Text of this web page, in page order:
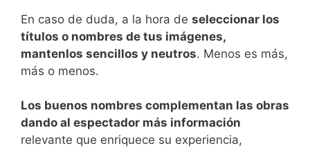
En caso de duda, a la hora de seleccionar los
títulos o nombres de tus imágenes,
mantenlos sencillos y neutros. Menos es más,
más o menos.
Los buenos nombres complementan las obras
dando al espectador más información
relevante que enriquece su experiencia,